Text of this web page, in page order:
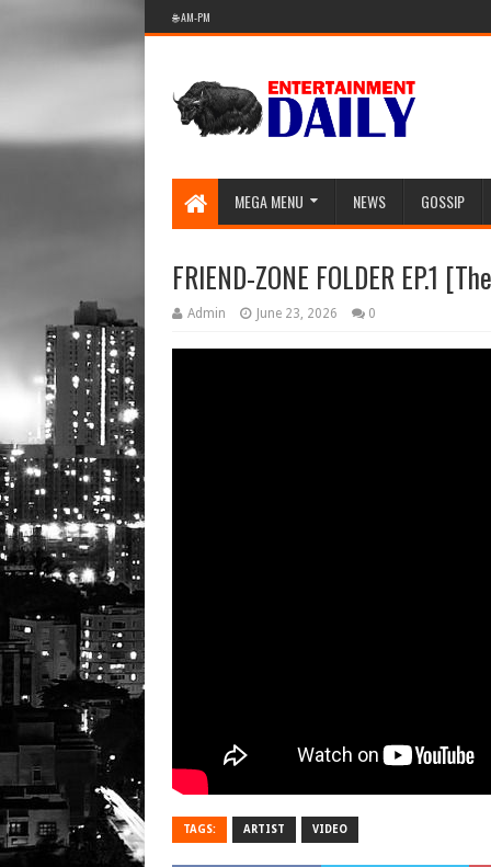
🌐 AM-PM
MEGA MENU NEWS GOSSIP
FRIEND-ZONE FOLDER EP.1
Admin June 23, 2026 0
TAGS: ARTIST VIDEO